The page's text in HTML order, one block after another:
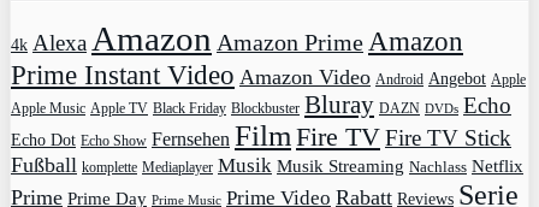
4k Alexa Amazon Amazon Prime Amazon
Prime Instant Video Amazon Video Android Angebot Apple
Apple Music Apple TV Black Friday Blockbuster Bluray DAZN DVDs Echo
Echo Dot Echo Show Fernsehen Film Fire TVFire TV Stick
Fußball komplette Mediaplayer Musik Musik Streaming Nachlass Netflix
Prime Prime Day Prime Music Prime Video Rabatt Reviews Serie